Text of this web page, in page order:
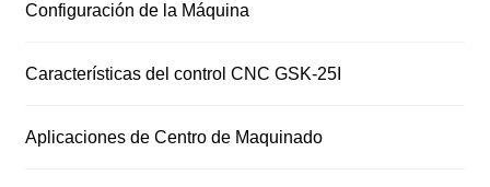
Configuración de la Máquina
Características del control CNC GSK-25I
Aplicaciones de Centro de Maquinado